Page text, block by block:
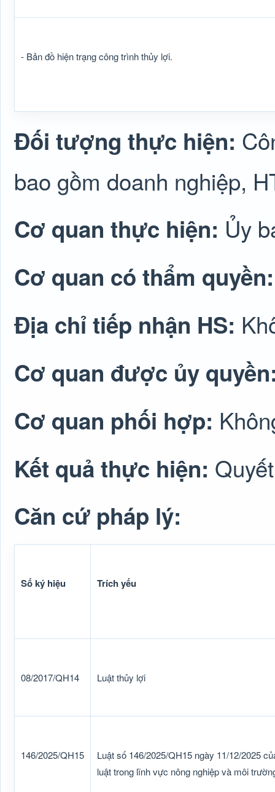
- Bản đồ hiện trạng công trình thủy lợi.
Đối tượng thực hiện:
bao gồm doanh nghiệp,
Cơ quan thực hiện: Ủy
Cơ quan có thẩm
Địa chỉ tiếp nhận HS:
Cơ quan được ủy
Cơ quan phối hợp:
Kết quả thực hiện:
Căn cứ pháp lý:
Số ký hiệu Trích yếu
08/2017/QH14 Luật thủy lợi
146/2025/QH15
Luật số 146/2025/QH15 ngày 11/12/2025
luật trong lĩnh vực nông nghiệp và môi